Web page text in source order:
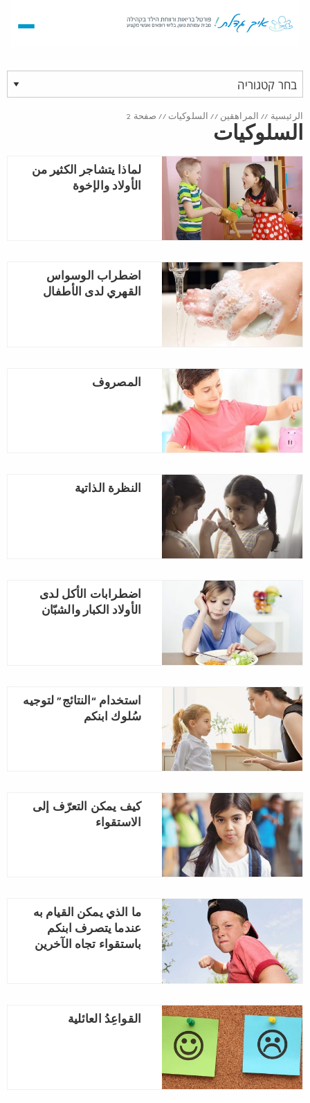
الرئيسية // المراهقين // السلوكيات // صفحة 2
السلوكيات
لماذا يتشاجر الكثير من
الأولاد والإخوة
اضطراب الوسواس
القهري لدى الأطفال
المصروف
النظرة الذاتية
اضطرابات الأكل لدى
الأولاد الكبار والشبّان
استخدام “النتائج” لتوجيه
سُلوك ابنكم
كيف يمكن التعرّف إلى
الاستقواء
ما الذي يمكن القيام به
عندما يتصرف ابنكم
باستقواء تجاه الآخرين
القواعِدُ العائلية